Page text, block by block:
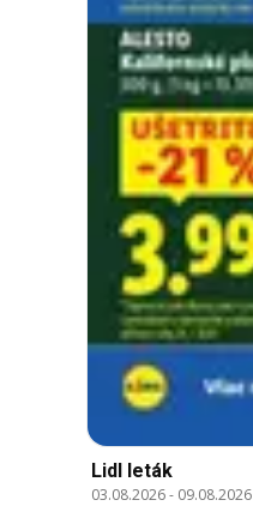
Lidl leták
03.08.2026- 09.08.2026